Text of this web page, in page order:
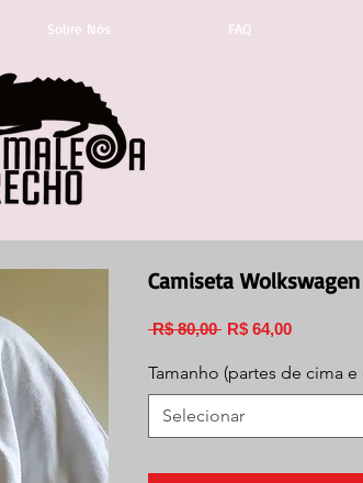
Sobre Nós FAQ
Camiseta
R$ 80,00 Preço
R$ 64,00Preço
Tamanho (partes de cima
Selecionar